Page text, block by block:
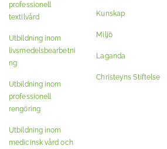
professionell
textilvård
Utbildning inom
livsmedelsbearbetni
ng
Utbildning inom
professionell
rengöring
Utbildning inom
medicinsk vård och
Kunskap
Miljö
Laganda
Christeyns Stiftelse